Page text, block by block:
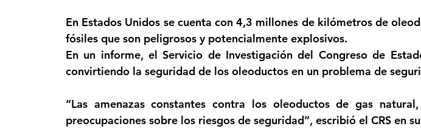
En Estados Unidos se cuenta con 4,3 millones de kilómetros de
fósiles que son peligrosos y potencialmente explosivos.
En un informe, el Servicio de Investigación del Congreso de
convirtiendo la seguridad de los oleoductos en un problema de
“Las amenazas constantes contra los oleoductos de gas
preocupaciones sobre los riesgos de seguridad”, escribió el CRS en